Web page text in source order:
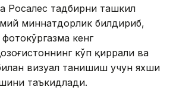
Росалес тадбирни ташкил
миннатдорлик билдириб,
кенг
кўп қиррали ва
визуал танишиш учун яхши
таъкидлади.